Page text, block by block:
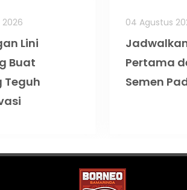
Lini
Buat
Teguh
04 Agustus
Pertama
Semen